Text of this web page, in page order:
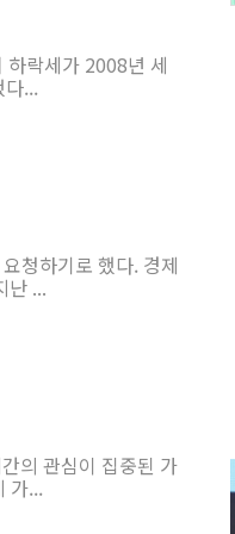
락세가 2008년 세
다...
청하기로 했다. 경제
난 ...
의 관심이 집중된 가
가...